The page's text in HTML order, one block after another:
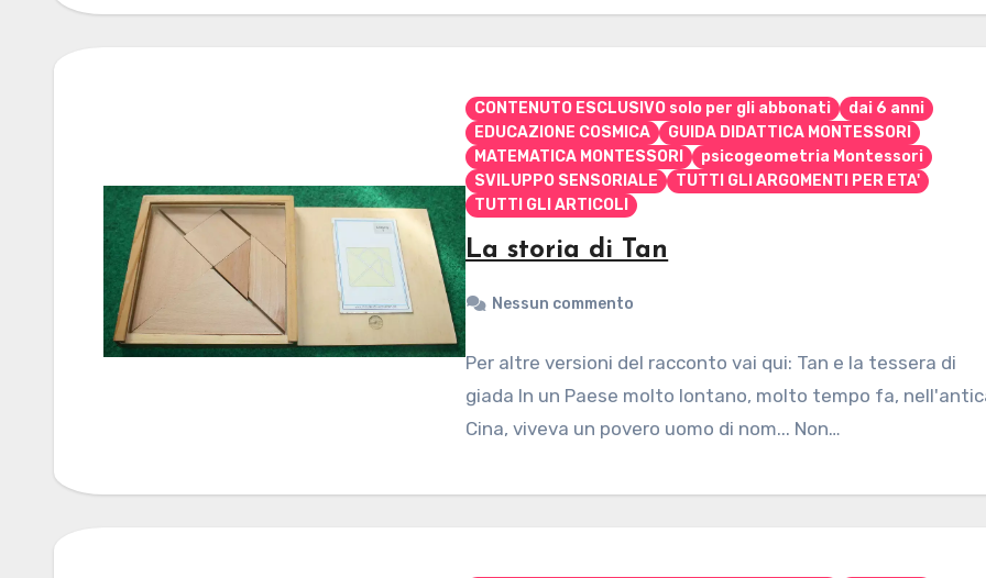
CONTENUTO ESCLUSIVO solo per gli abbonati
dai 6 anni
EDUCAZIONE COSMICA
GUIDA DIDATTICA MONTESSORI
MATEMATICA MONTESSORI
psicogeometria Montessori
SVILUPPO SENSORIALE
TUTTI GLI ARGOMENTI PER ETA'
TUTTI GLI ARTICOLI
La storia di Tan
Nessun commento
Per altre versioni del racconto vai qui: Tan e la tessera di
giada In un Paese molto lontano, molto tempo fa,
Cina, viveva un povero uomo di nom... Non…